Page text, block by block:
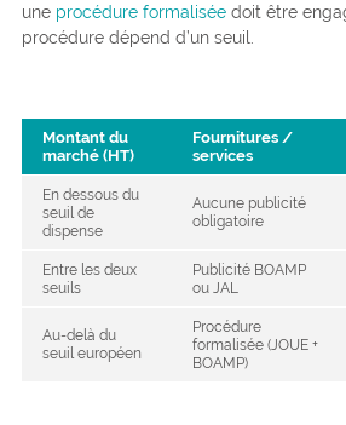
une procédure formaliséedoit être
procédure dépend d’un seuil.
Montant du
marché (HT)
Fournitures /
services
En dessous du
seuil de
dispense
Aucune publicité
obligatoire
Entre les deux
seuils
Publicité BOAMP
ou JAL
Au-delà du
seuil européen
Procédure
formalisée (JOUE +
BOAMP)